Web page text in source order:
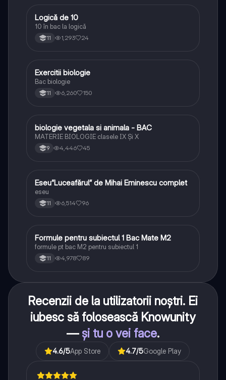
Logică
Logică de 10
10 în bac la logică
11 1,293 24
Biologie
Exercitii biologie
Bac biologie
11 6,260 150
Biologie
biologie vegetala si animala - BAC
MATERIE BIOLOGIE clasele IX Şi X
9 4,446 45
Limba și literatura română
Eseu”Luceafărul” de Mihai Eminescu complet
eseu
11 6,514 96
Matematică
Formule pentru subiectul 1 Bac Mate M2
formule pt bac M2 pentru subiectul 1
11 4,978 89
Recenzii de la utilizatorii noștri. Ei
iubesc să folosească Knowunity
— și tu o vei face.
4.6/5App Store 4.7/5Google Play